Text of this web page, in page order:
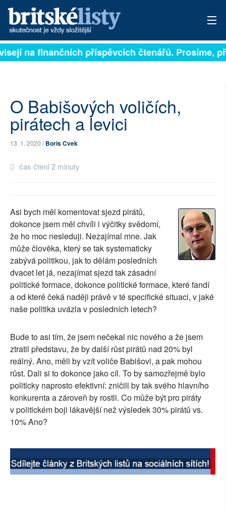
PŘIHLÁSIT
ARCHIV
ROZHOVORY
TÉMATA
NEJČTENĚJŠÍ ZA 7 DNÍ
PŘÍSPĚVKY NA PROVOZ
SOCIÁLNÍ SÍTĚ
RUBRIKY
PLNÁ VERZE STRÁNEK
na finančních příspěvcích čtenářů. Prosíme,
O Babišových voličích,
pirátech a levici
13. 1. 2020 /Boris Cvek
čas čtení 2 minuty
Asi bych měl komentovat sjezd pirátů,
dokonce jsem měl chvíli i výčitky svědomí,
že ho moc nesleduji. Nezajímal mne. Jak
může člověka, který se tak systematicky
zabývá politikou, jak to dělám posledních
dvacet let já, nezajímat sjezd tak zásadní
politické formace, dokonce politické formace, které fandí
a od které čeká naději právě v té specifické situaci, v jaké
naše politika uvázla v posledních letech?
Bude to asi tím, že jsem nečekal nic nového a že jsem
ztratil představu, že by další růst pirátů nad 20% byl
reálný. Ano, měli by vzít voliče Babišovi, a pak mohou
růst. Dali si to dokonce jako cíl. To by samozřejmě bylo
politicky naprosto efektivní: zničili by tak svého hlavního
konkurenta a zároveň by rostli. Co může být pro piráty
v politickém boji lákavější než výsledek 30% pirátů vs.
10% Ano?